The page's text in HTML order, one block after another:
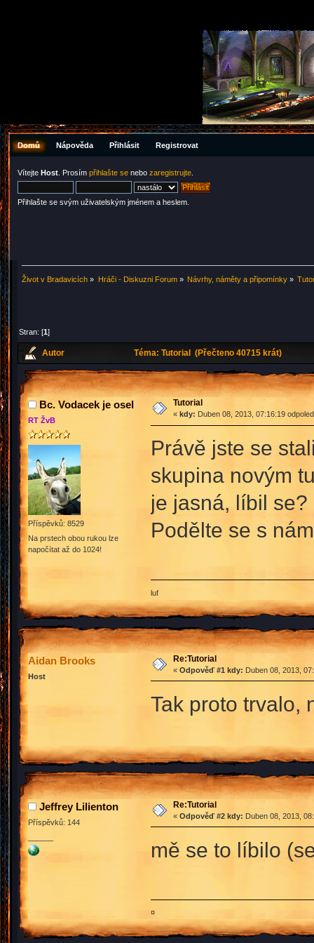
Domů Nápověda Přihlásit Registrovat
Vítejte Host . Prosím přihlašte se nebo zaregistrujte
Přihlašte se svým uživatelským jménem a heslem.
Život v Bradavicích » Hráči - Diskuzni Forum» Návrhy, náměty a připomínky»
Stran: [1]
Autor Téma: Tutorial (Přečteno 40715 krát)
Bc. Vodacek je osel
RT ŽvB
Příspěvků: 8529
Na prstech obou rukou lze
napočítat až do 1024!
Tutorial
« kdy: Duben 08, 2013, 07:16:19
Právě jste se
skupina novým
je jasná, líbil
Podělte se s
luf
Aidan Brooks
Host
Re:Tutorial
« Odpověď #1 kdy: Duben 08, 2013,
Tak proto trvalo,
Jeffrey Lilienton
Příspěvků: 144
Re:Tutorial
« Odpověď #2 kdy: Duben 08, 2013,
mě se to líbilo
¤